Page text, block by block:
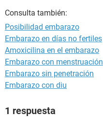
Consulta también:
Posibilidad embarazo
Embarazo en días no fertiles
Amoxicilina en el embarazo
Embarazo con menstruación
Embarazo sin penetración
Embarazo con diu
1 respuesta